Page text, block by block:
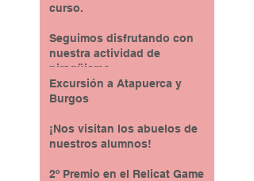
curso.
Seguimos disfrutando con
nuestra actividad de
piragüismo
Excursión a Atapuerca y
Burgos
¡Nos visitan los abuelos de
nuestros alumnos!
2º Premio en el Relicat Game